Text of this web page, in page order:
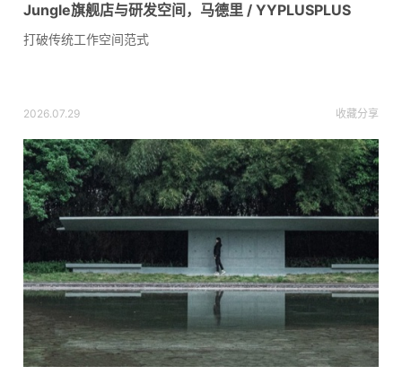
Jungle旗舰店与研发空间，马德里 / YYPLUSPLUS
打破传统工作空间范式
2026.07.29 收藏分享